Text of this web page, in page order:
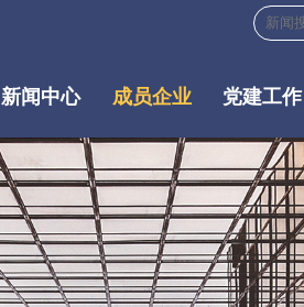
新闻中心 成员企业 党建工作